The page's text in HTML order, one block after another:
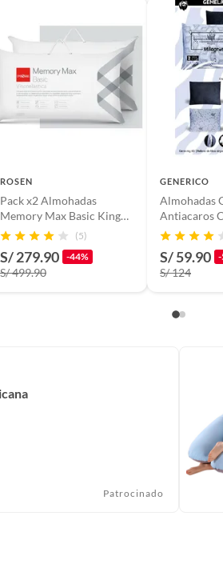
ROSEN
Pack x2 Almohadas
Memory Max Basic King
42x80cm
(5)
S/ 279.90 -44%
S/ 499.90
GENERICO
Almohadas
Antiacaros
activado
S/ 59.90
S/ 124
Patrocinado